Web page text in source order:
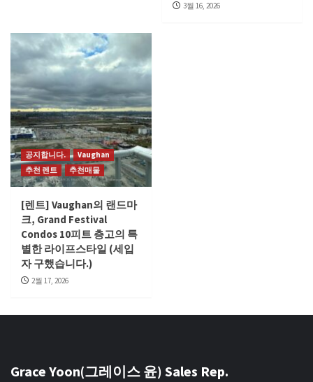
3월 16, 2026
공지합니다.
Vaughan
추천 렌트
추천매물
[렌트] Vaughan의 랜드마
크, Grand Festival
Condos 10피트 층고의 특
별한 라이프스타일 (세입
자 구했습니다.)
2월 17, 2026
Grace Yoon(그레이스 윤) Sales Rep.